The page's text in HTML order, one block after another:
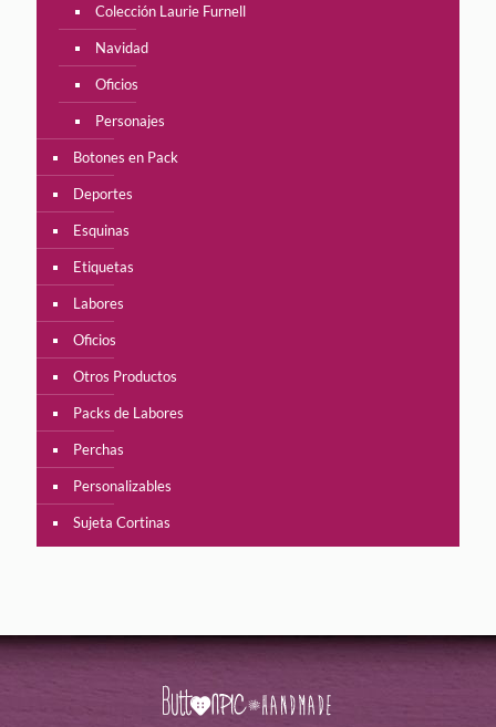
Colección Laurie Furnell
Navidad
Oficios
Personajes
Botones en Pack
Deportes
Esquinas
Etiquetas
Labores
Oficios
Otros Productos
Packs de Labores
Perchas
Personalizables
Sujeta Cortinas